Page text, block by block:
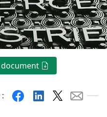
FacebookLinkedin Mail